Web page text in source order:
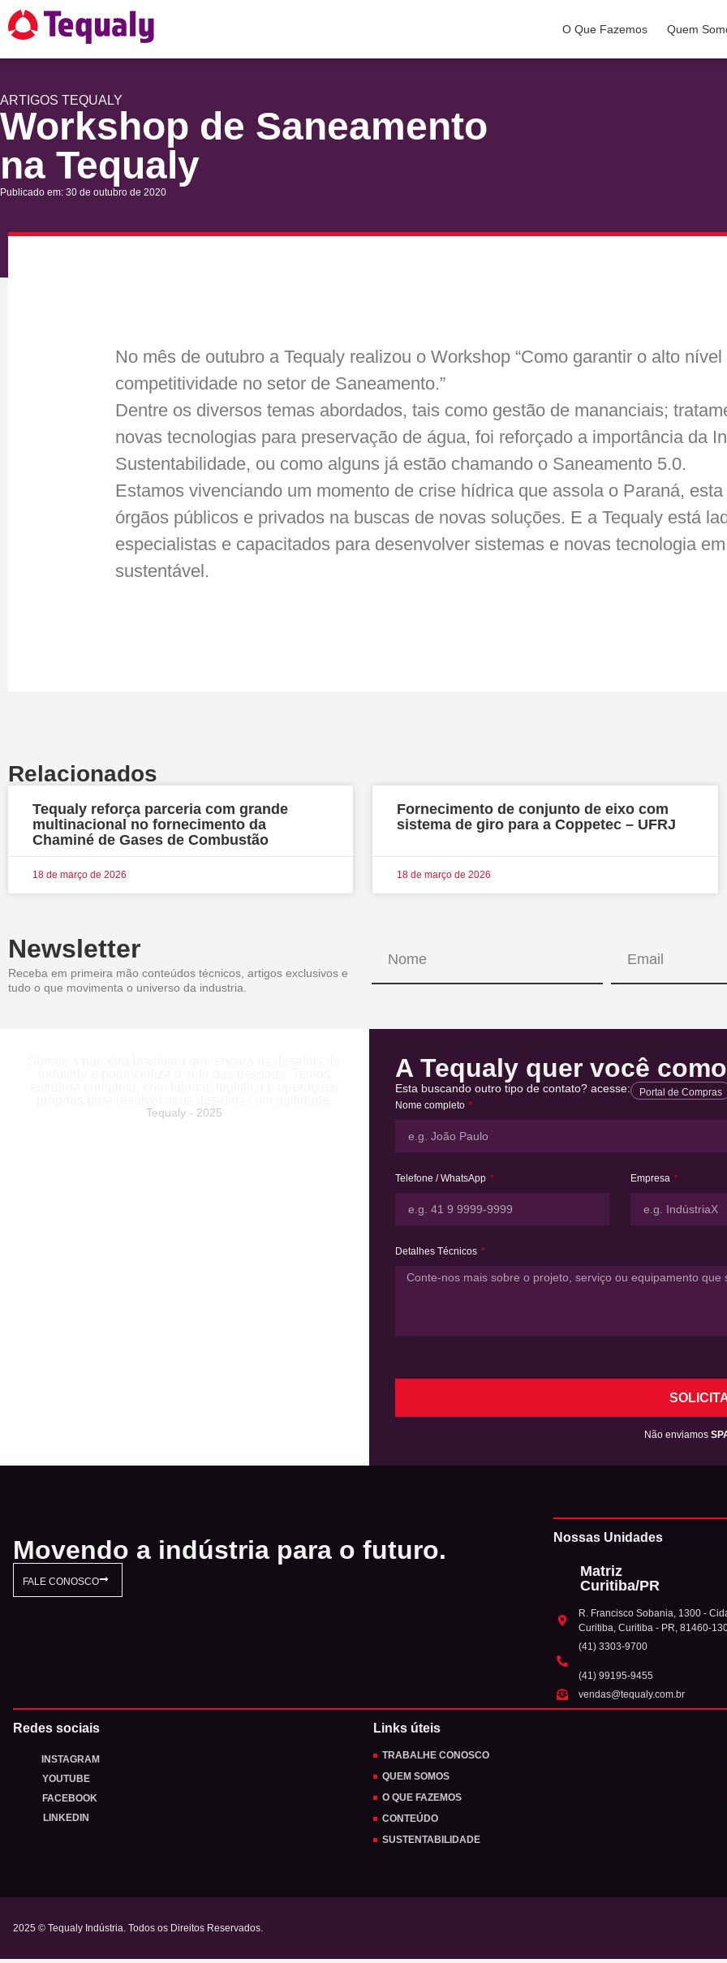
O Que Fazemos Quem
ARTIGOS TEQUALY
Workshop de Saneamento
na Tequaly
Publicado em: 30 de outubro de 2020
No mês de outubro a Tequaly realizou o Workshop “Como garantir o alto
competitividade no setor de Saneamento.”
Dentre os diversos temas abordados, tais como gestão de mananciais;
novas tecnologias para preservação de água, foi reforçado a importância da
Sustentabilidade, ou como alguns já estão chamando o Saneamento 5.0.
Estamos vivenciando um momento de crise hídrica que assola o Paraná,
órgãos públicos e privados na buscas de novas soluções. E a Tequaly está
especialistas e capacitados para desenvolver sistemas e novas tecnologia
sustentável.
Relacionados
Tequaly reforça parceria com grande
multinacional no fornecimento da
Chaminé de Gases de Combustão
18 de março de 2026
Fornecimento de conjunto de eixo com
sistema de giro para a Coppetec – UFRJ
18 de março de 2026
Newsletter
Receba em primeira mão conteúdos técnicos, artigos exclusivos e
tudo o que movimenta o universo da industria.
Tequaly - 2025
A Tequaly quer você
Esta buscando outro tipo de contato? acesse: Portal de Compras
Nome completo
Telefone / WhatsApp Empresa
Detalhes Técnicos
Não enviamos
Movendo a indústria para o futuro.
FALE CONOSCO
Nossas Unidades
Matriz
Curitiba/PR
R. Francisco Sobania, 1300 -
Curitiba, Curitiba - PR, 81460-
(41) 3303-9700
(41) 99195-9455
vendas@tequaly.com.br
Redes sociais
INSTAGRAM
YOUTUBE
FACEBOOK
LINKEDIN
Links úteis
TRABALHE CONOSCO
QUEM SOMOS
O QUE FAZEMOS
CONTEÚDO
SUSTENTABILIDADE
2025 © Tequaly Indústria. Todos os Direitos Reservados.